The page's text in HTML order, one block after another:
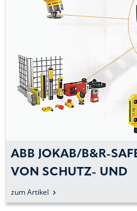
ABB JOKAB/B&R-
VON SCHUTZ- UND
zum Artikel